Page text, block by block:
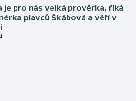
je pro nás velká prověrka, říká
plavců Škábová a věří v